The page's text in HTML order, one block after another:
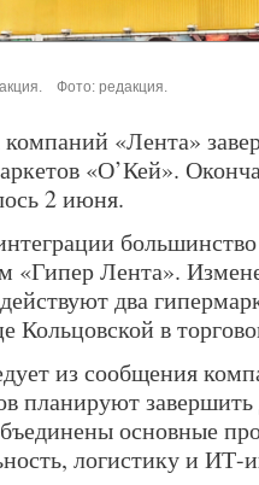
Фото: редакция.
«Лента»
«О’Кей».
2 июня.
«Гипер Лента».
два
Кольцовской в
из сообщения
планируют
основные
логистику и ИТ-